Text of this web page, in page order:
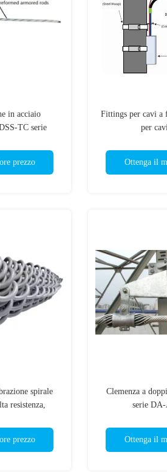
in acciaio
TC serie
prezzo
Fittings per cavi a
per
Ottenga il
spirale
resistenza,
prezzo
Clemenza a
serie
Ottenga il